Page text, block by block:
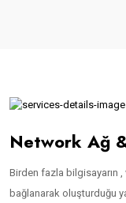
Network Ağ
Birden fazla bilgisayarın
bağlanarak oluşturduğu